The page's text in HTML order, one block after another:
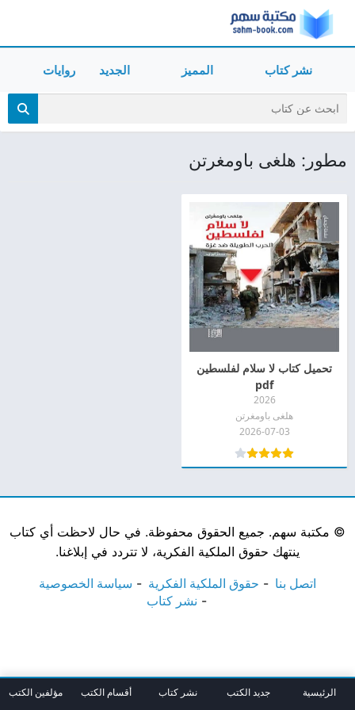
نشر كتاب المميز الجديد روايات
مطور: هلغى باومغرتن
تحميل كتاب لا سلام لفلسطين
pdf
2026
هلغى باومغرتن
2026-07-03
© مكتبة سهم. جميع الحقوق محفوظة. في حال لاحظت أي كتاب
ينتهك حقوق الملكية الفكرية، لا تتردد في إبلاغنا.
اتصل بنا حقوق الملكية الفكرية
سياسة الخصوصية
نشر كتاب
الرئيسية جديد الكتب نشر كتاب أقسام الكتب مؤلفين الكتب